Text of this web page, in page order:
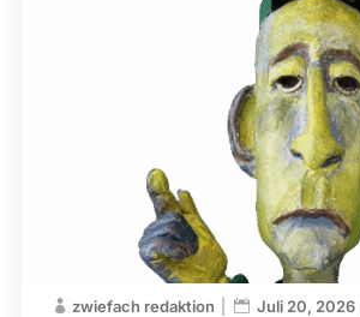
zwiefach redaktion Juli 20, 2026